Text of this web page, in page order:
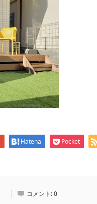
Hatena Pocket
コメント:0